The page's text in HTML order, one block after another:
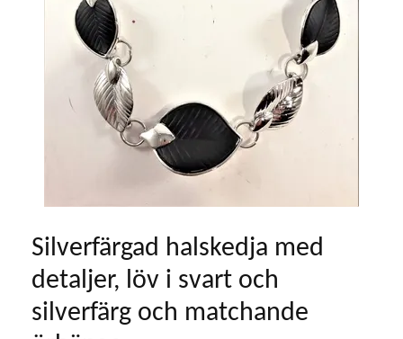
Silverfärgad halskedja med
detaljer, löv i svart och
silverfärg och matchande